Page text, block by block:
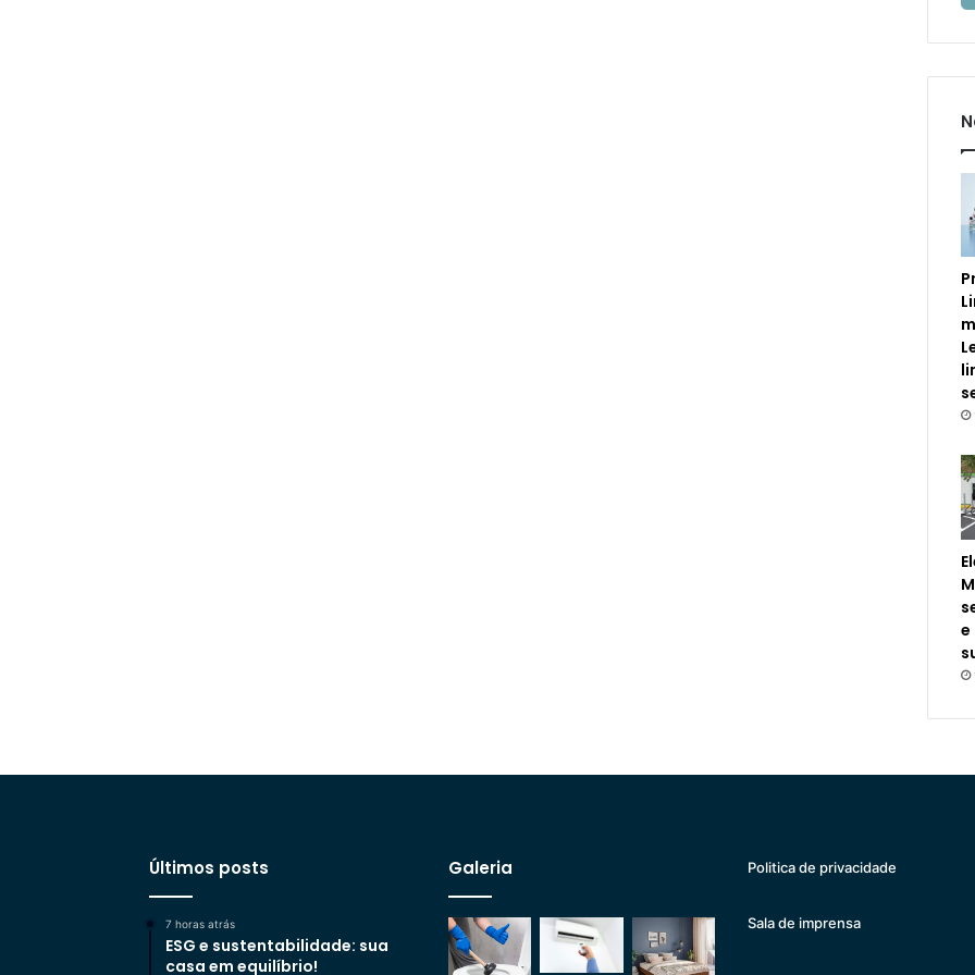
e
Últimos posts
7 horas atrás
ESG e sustentabilidade: sua
casa em equilíbrio!
Galeria Politica de privacidade
Sala de imprensa